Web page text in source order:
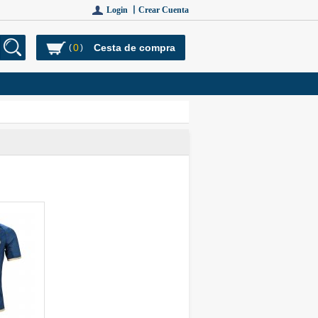
Login 丨 Crear Cuenta
(0) Cesta de compra